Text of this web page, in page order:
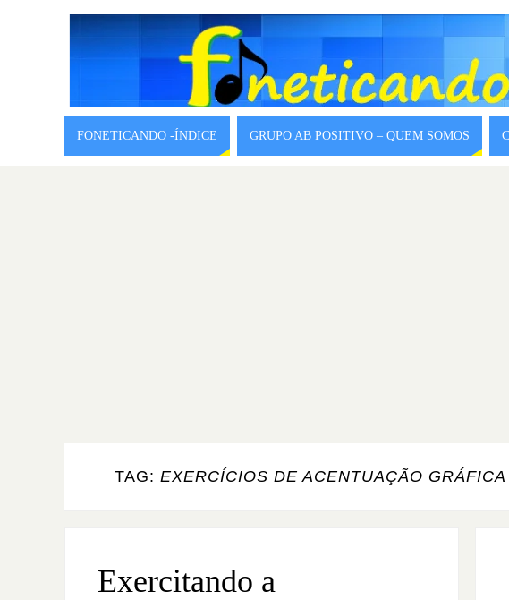
FONETICANDO -ÍNDICE GRUPO AB POSITIVO – QUEM SOMOS
TAG: EXERCÍCIOS DE ACENTUAÇÃO GRÁFICA
Exercitando a